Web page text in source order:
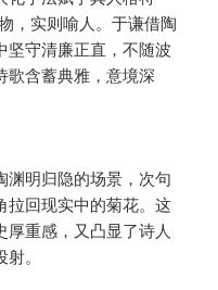
，实则喻人。于谦借陶
坚守清廉正直，不随波
歌含蓄典雅，意境深
渊明归隐的场景，次句
拉回现实中的菊花。这
重感，又凸显了诗人
。